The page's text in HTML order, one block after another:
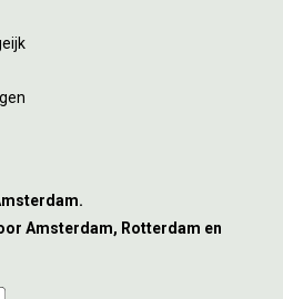
Amsterdam, Rotterdam en